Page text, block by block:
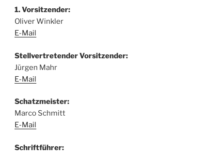
1. Vorsitzender:
Oliver Winkler
E-Mail
Stellvertretender Vorsitzender:
Jürgen Mahr
E-Mail
Schatzmeister:
Marco Schmitt
E-Mail
Schriftführer: